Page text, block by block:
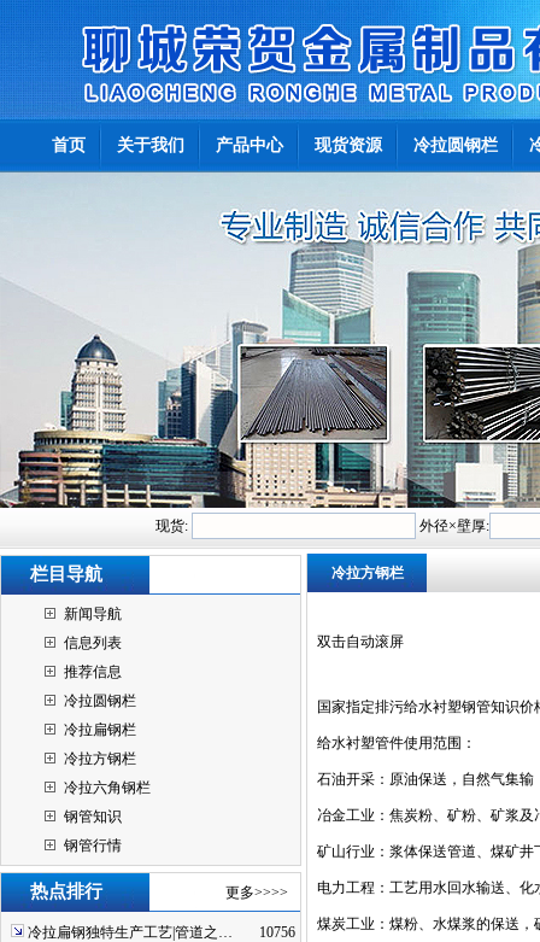
首页 关于我们 产品中心 现货资源 冷拉圆钢栏
现货: 外径×壁厚:
栏目导航
新闻导航
信息列表
推荐信息
冷拉圆钢栏
冷拉扁钢栏
冷拉方钢栏
冷拉六角钢栏
钢管知识
钢管行情
热点排行 更多>>>>
冷拉扁钢独特生产工艺|管道之…
10756
冷拉方钢栏
双击自动滚屏
国家指定排污给水衬塑钢管知识价
给水衬塑管件使用范围：
石油开采：原油保送，自然气集输
冶金工业：焦炭粉、矿粉、矿浆及
矿山行业：浆体保送管道、煤矿井
电力工程：工艺用水回水输送、化
煤炭工业：煤粉、水煤浆的保送